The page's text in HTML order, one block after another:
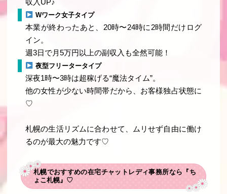
収入UP♪
Wワーク女子タイプ
本業が終わったあと、20時〜24時に2時間だけログ
イン。
週3日で月5万円以上の副収入も全然可能！
夜型フリータータイプ
深夜1時〜3時は超稼げる“魔法タイム”。
他の女性が少ない時間帯だから、お客様独占状態に
♡
札幌の生活リズムに合わせて、ムリせず自由に働け
るのが最大の魅力です♡
札幌でおすすめの在宅チャットレディ事務所なら『ち
ょこ札幌』♡